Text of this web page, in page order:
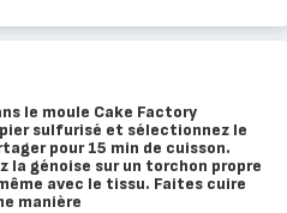
le moule Cake Factory
sulfurisé et sélectionnez le
pour 15 min de cuisson.
la génoise sur un torchon propre
avec le tissu. Faites cuire
manière